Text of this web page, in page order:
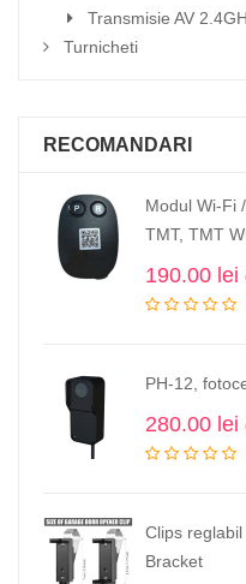
Transmisie AV
Turnicheti
RECOMANDARI
Modul Wi-Fi
TMT, TMT
190.00 lei
PH-12,
280.00 lei
Clips
Bracket